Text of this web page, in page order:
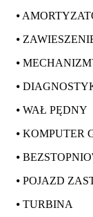
⦁
⦁
⦁
⦁
⦁ WAŁ PĘDNY
⦁ KOMPUTER
⦁
⦁ POJAZD
⦁ TURBINA